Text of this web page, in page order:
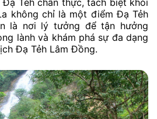
Tẻh chân thực, tách biệt khỏi
không chỉ là một điểm Đạ Tẻh
là nơi lý tưởng để tận hưởng
lành và khám phá sự đa dạng
Đạ Tẻh Lâm Đồng.